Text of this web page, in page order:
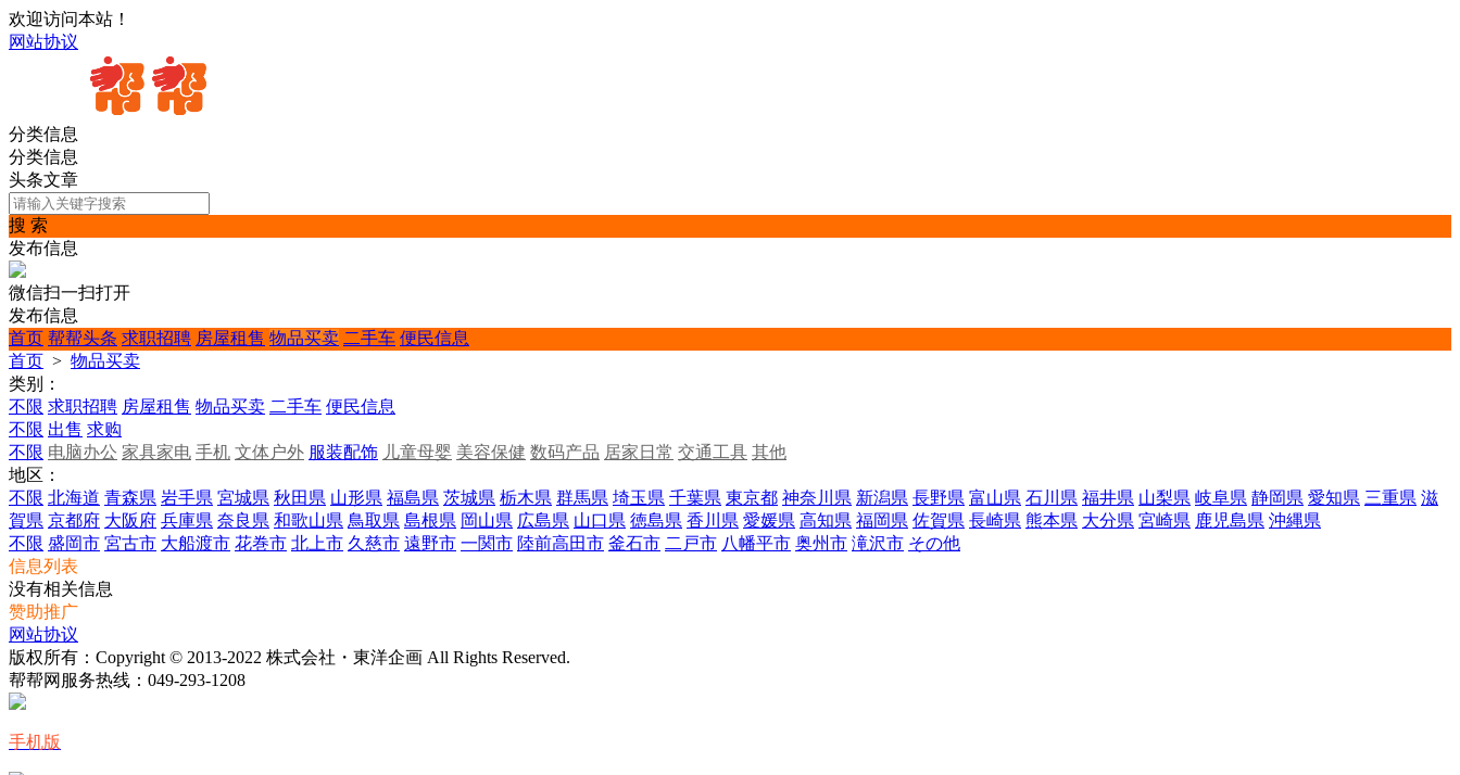
欢迎访问本站！
网站协议
分类信息
分类信息
头条文章
搜 索
发布信息
微信扫一扫打开
发布信息
首页 帮帮头条 求职招聘 房屋租售 物品买卖 二手车 便民信息
首页 > 物品买卖
类别：
不限 求职招聘 房屋租售 物品买卖 二手车 便民信息
不限 出售 求购
不限 电脑办公 家具家电 手机 文体户外 服装配饰 儿童母婴 美容保健 数码产品 居家日常 交通工具 其他
地区：
不限 北海道 青森県 岩手県 宮城県 秋田県 山形県 福島県 茨城県 栃木県 群馬県 埼玉県 千葉県 東京都 神奈川県 新潟県 長野県 富山県 石川県 福井県 山梨県 岐阜県 静岡県 愛知県 三重県 滋
賀県 京都府 大阪府 兵庫県 奈良県 和歌山県 鳥取県 島根県 岡山県 広島県 山口県 徳島県 香川県 愛媛県 高知県 福岡県 佐賀県 長崎県 熊本県 大分県 宮崎県 鹿児島県 沖縄県
不限 盛岡市 宮古市 大船渡市 花巻市 北上市 久慈市 遠野市 一関市 陸前高田市 釜石市 二戸市 八幡平市 奥州市 滝沢市 その他
信息列表
没有相关信息
赞助推广
网站协议
版权所有：Copyright © 2013-2022 株式会社・東洋企画 All Rights Reserved.
帮帮网服务热线： 049-293-1208
手机版